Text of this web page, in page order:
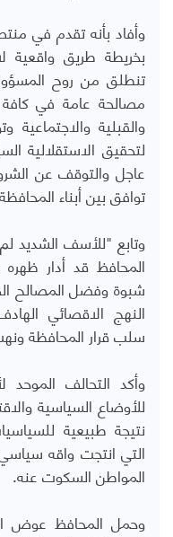
وأفاد بأنه تقدم في
بخريطة طريق واقعية
تنطلق من روح
مصالحة عامة في كافة
والقبلية
لتحقيق الاستقلالية
عاجل والتوقف عن
توافق بين أبناء
وتابع "للأسف الشديد
المحافظ قد أدار ظهره
شبوة وفضل المصالح
النهج الاقصائي
سلب قرار المحافظة
وأكد التحالف الموحد
للأوضاع السياسية
نتيجة طبيعية
التي انتجت واقه
المواطن السكوت عنه.
وحمل المحافظ عوض